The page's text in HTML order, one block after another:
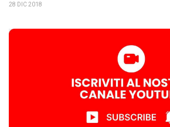
28 DIC 2018